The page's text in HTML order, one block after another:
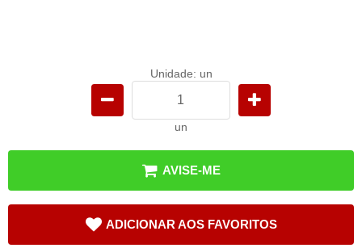
Unidade: un
un
AVISE-ME
ADICIONAR AOS FAVORITOS